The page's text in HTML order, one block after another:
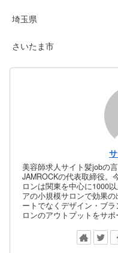
埼玉県
さいたま市
美容師求人サイト髪jobの
JAMROCKの代表取締役。
ロンは関東を中心に1000
アの小規模サロンで効果
ートでなくデザイン・ブ
ロンのアウトプットをサ